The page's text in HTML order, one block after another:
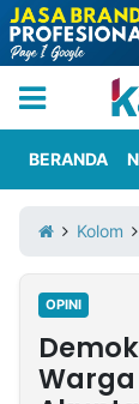
Iklan
Berita
Kami
Nasional
International
Olahraga
Entertainment
Daerah
Pariwisata
Kuliner
Kolom
BERANDA
Kolom
OPINI